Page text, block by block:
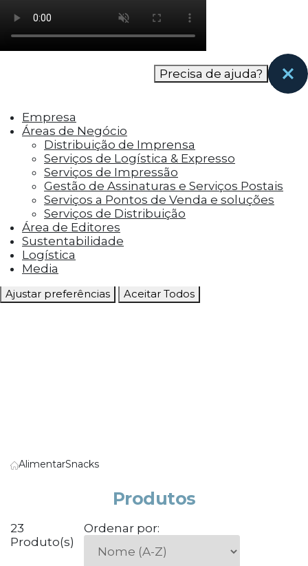
como os visitantes interagem com o site. Esses
cookies ajudam a fornecer informações sobre
as métricas do número de visitantes, taxa de
rejeição, origem do tráfego, etc.
funcionalidades, como compartilhar o
conteúdo do site em plataformas de social
media, coletar feedbacks e outros recursos de
terceiros.
Cookies Marketing
Os cookies de marketing são usados para
entregar aos visitantes anúncios
personalizados com base nas páginas que eles
visitaram antes e analisar a eficácia da
campanha publicitária.
Ajustar preferências Aceitar Todos
Precisa de ajuda?
Empresa
Áreas de Negócio
Distribuição de Imprensa
Serviços de Logística & Expresso
Serviços de Impressão
Gestão de Assinaturas e Serviços Postais
Serviços a Pontos de Venda e soluções
Serviços de Distribuição
Área de Editores
Sustentabilidade
Logística
Media
AlimentarSnacks
Produtos
23
Produto(s)
Ordenar por: